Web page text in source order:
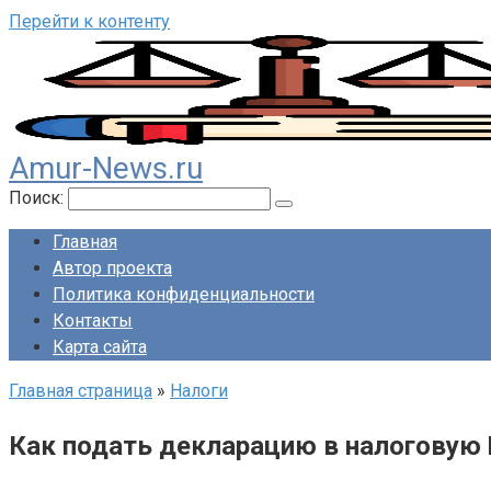
Перейти к контенту
Amur-News.ru
Поиск:
Главная
Автор проекта
Политика конфиденциальности
Контакты
Карта сайта
Главная страница » Налоги
Как подать декларацию в